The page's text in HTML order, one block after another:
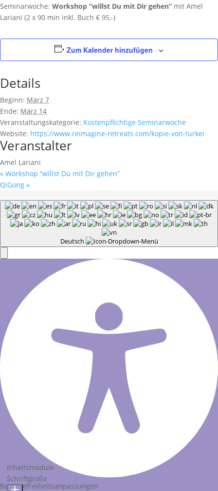
Seminarwoche: Workshop “willst Du mit Dir gehen” mit Amel
Lariani (2 x 90 min inkl. Buch € 95,-)
Zum Kalender hinzufügen
Details
Beginn: März 7
Ende: März 14
Veranstaltungskategorie: Kostenpflichtige Seminarwoche
Website: https://www.reimagine-retreats.com/kopie-von-türkei
Veranstalter
Amel Lariani
« Workshop “willst Du mit Dir gehen”
QiGong »
Deutsch
Barrierefreiheitsanpassungen
Inhaltsmodule
Schriftgröße